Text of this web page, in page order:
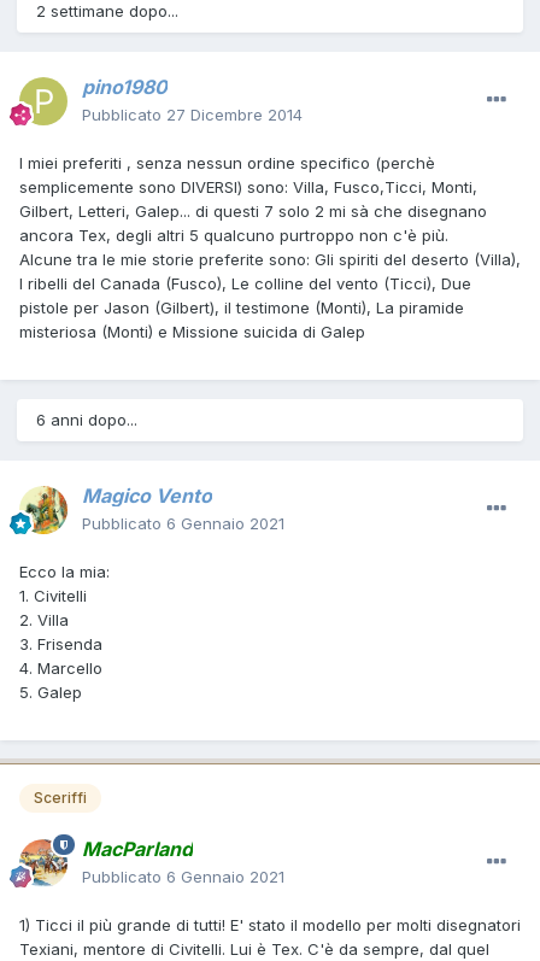
2 settimane dopo...
pino1980
Pubblicato 27 Dicembre 2014
I miei preferiti , senza nessun ordine specifico (perchè
semplicemente sono DIVERSI) sono: Villa, Fusco,Ticci, Monti,
Gilbert, Letteri, Galep... di questi 7 solo 2 mi sà che disegnano
ancora Tex, degli altri 5 qualcuno purtroppo non c'è più.
Alcune tra le mie storie preferite sono: Gli spiriti del deserto (Villa),
I ribelli del Canada (Fusco), Le colline del vento (Ticci), Due
pistole per Jason (Gilbert), il testimone (Monti), La piramide
misteriosa (Monti) e Missione suicida di Galep
6 anni dopo...
Magico Vento
Pubblicato 6 Gennaio 2021
Ecco la mia:
1. Civitelli
2. Villa
3. Frisenda
4. Marcello
5. Galep
Sceriffi
MacParland
Pubblicato 6 Gennaio 2021
1) Ticci il più grande di tutti! E' stato il modello per molti disegnatori
Texiani, mentore di Civitelli. Lui è Tex. C'è da sempre, dal quel